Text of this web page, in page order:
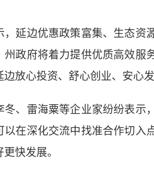
边优惠政策富集、生态资
州政府将着力提供优质高效服
放心投资、舒心创业、安心
雷海粟等企业家纷纷表示，
以在深化交流中找准合作切入
快发展。